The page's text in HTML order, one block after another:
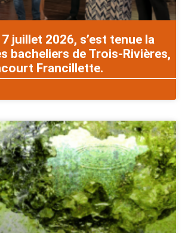
juillet 2026, s’est tenue la
bacheliers de Trois-Rivières,
Francillette.